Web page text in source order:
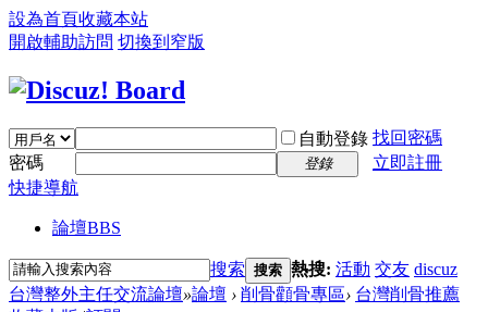
設為首頁收藏本站
開啟輔助訪問 切換到窄版
自動登錄 找回密碼
密碼
登錄
立即註冊
快捷導航
論壇BBS
搜索 搜索 熱搜: 活動 交友 discuz
台灣整外主任交流論壇»論壇 › 削骨顴骨專區› 台灣削骨推薦